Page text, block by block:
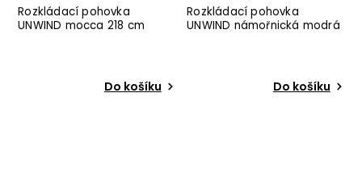
Rozkládací pohovka
UNWIND mocca 218 cm
Do košíku
Rozkládací pohovka
UNWIND námořnická modrá
Do košíku